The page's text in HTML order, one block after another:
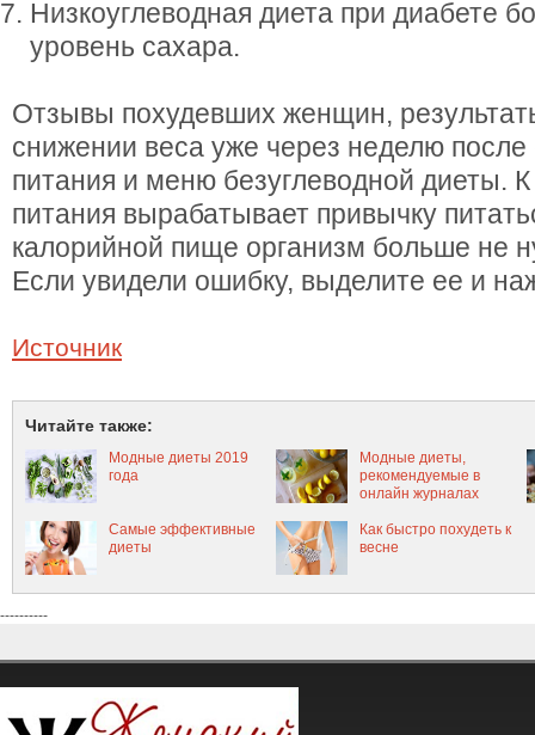
Низкоуглеводная диета при диабете
уровень сахара.
Отзывы похудевших женщин,
снижении веса уже через неделю
питания и меню безуглеводной диеты.
питания вырабатывает привычку
калорийной пище организм больше не
Если увидели ошибку, выделите ее и
Источник
Читайте также:
Модные диеты 2019
года
Модные диеты,
рекомендуемые в
онлайн журналах
Самые эффективные
диеты
Как быстро похудеть к
весне
----------